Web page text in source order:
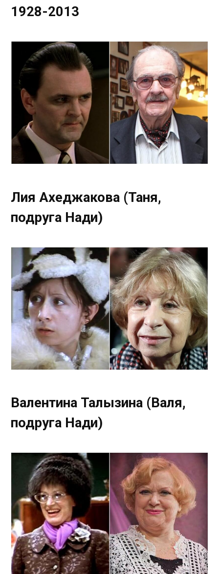
1928-2013
Лия Ахеджакова (Таня,
подруга Нади)
Валентина Талызина (Валя,
подруга Нади)